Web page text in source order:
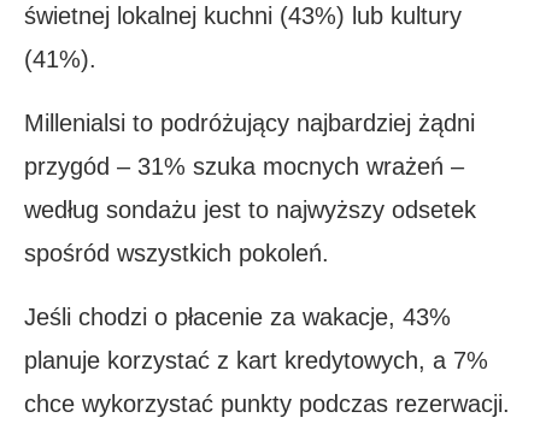
świetnej lokalnej kuchni (43%) lub kultury
(41%).
Millenialsi to podróżujący najbardziej żądni
przygód – 31% szuka mocnych wrażeń –
według sondażu jest to najwyższy odsetek
spośród wszystkich pokoleń.
Jeśli chodzi o płacenie za wakacje, 43%
planuje korzystać z kart kredytowych, a 7%
chce wykorzystać punkty podczas rezerwacji.